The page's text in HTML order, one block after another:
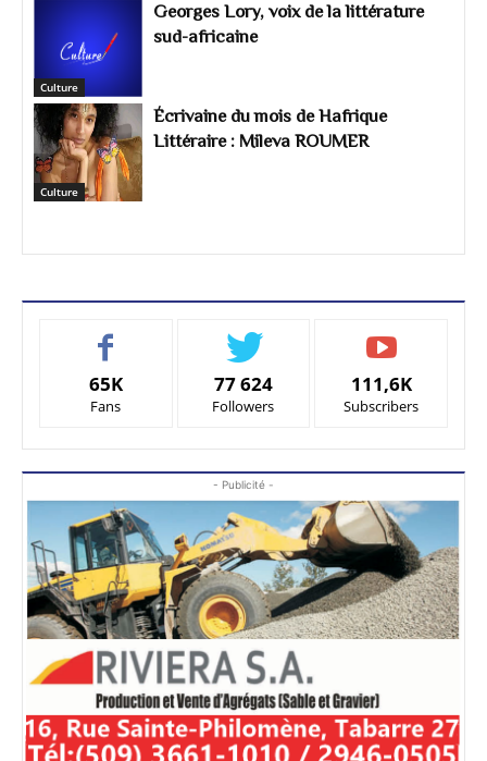
Culture
Georges Lory, voix de la littérature
sud-africaine
Culture
Écrivaine du mois de Hafrique
Littéraire : Mileva ROUMER
65K
Fans
77 624
Followers
111,6K
Subscribers
- Publicité -